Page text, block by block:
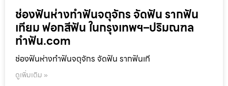
ช่องฟันห่างทำฟันจตุจักร จัดฟัน รากฟัน
เทียม ฟอกสีฟัน ในกรุงเทพฯ–ปริมณฑล
ทำฟัน.com
ช่องฟันห่างทำฟันจตุจักร จัดฟัน รากฟันเที
ดูเพิ่มเติม »